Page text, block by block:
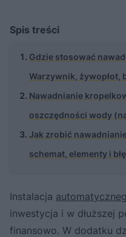
Spis treści
Gdzie stosować
Warzywnik, żywopłot,
Nawadnianie
oszczędności wody
Jak zrobić
schemat, elementy i
Instalacja
inwestycja i w dłuższej
finansowo. W dodatku